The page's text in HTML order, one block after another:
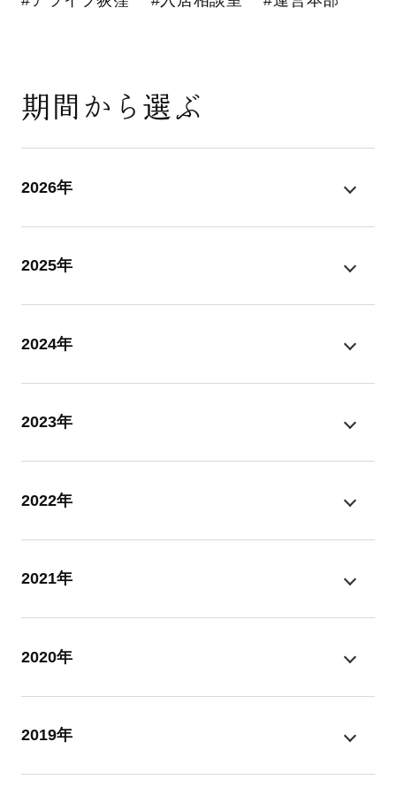
期間から選ぶ
2026年
2025年
2024年
2023年
2022年
2021年
2020年
2019年